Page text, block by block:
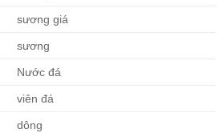
sương giá
sương
Nước đá
viên đá
dông